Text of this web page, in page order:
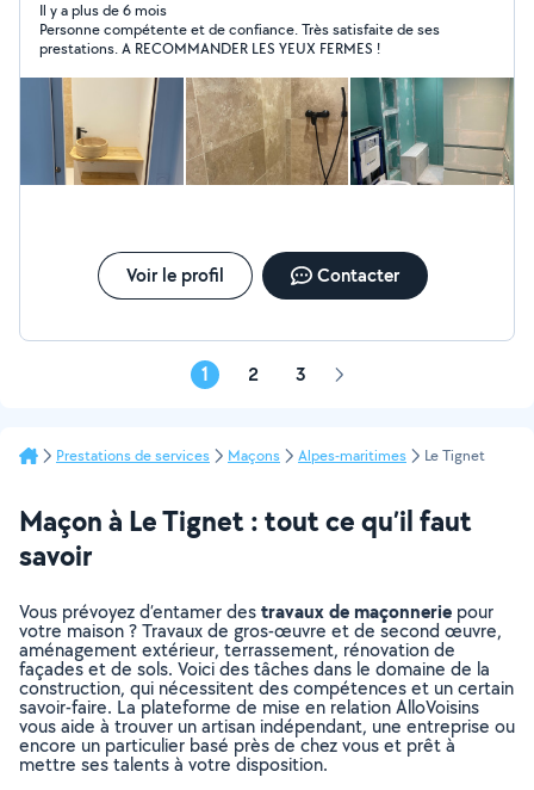
rénovation et bien plus encore. Avec mon expertise et
mon savoir-faire, je vous garantis un travail soigné,
rapide et efficace. Que vous soyez un particulier ou un
professionnel, je suis à votre disposition pour vous
apporter des solutions adaptées à vos besoins.
N'hésitez pas à me contacter pour un devis ou pour
discuter de votre
Il y a plus de 6 mois
Personne compétente et de confiance. Très satisfaite de ses
prestations. A RECOMMANDER LES YEUX FERMES !
Voir le profil Contacter
1 2 3 Page
Prestations de services Maçons Alpes-maritimes Le Tignet
Maçon à Le Tignet : tout ce qu’il faut
savoir
Vous prévoyez d’entamer destravaux de maçonnerie pour
votre maison ? Travaux de gros-œuvre et de second œuvre,
aménagement extérieur, terrassement, rénovation de
façades et de sols. Voici des tâches dans le domaine de la
construction, qui nécessitent des compétences et un certain
savoir-faire. La plateforme de mise en relation AlloVoisins
vous aide à trouver un artisan indépendant, une entreprise ou
encore un particulier basé près de chez vous et prêt à
mettre ses talents à votre disposition.